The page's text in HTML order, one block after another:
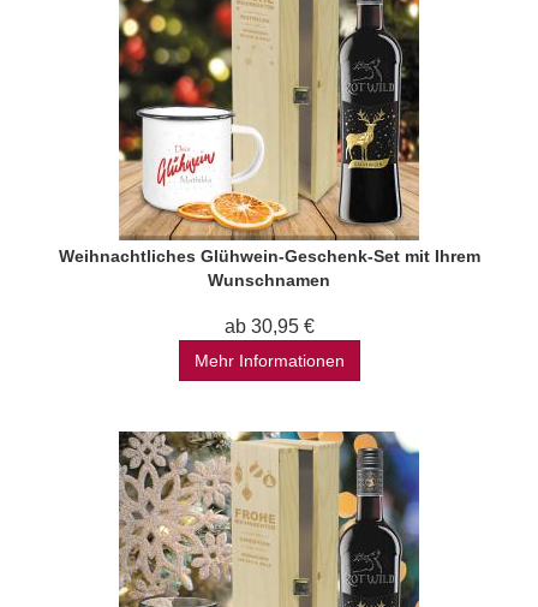
Weihnachtliches Glühwein-Geschenk-Set mit Ihrem
Wunschnamen
ab 30,95 €
Mehr Informationen